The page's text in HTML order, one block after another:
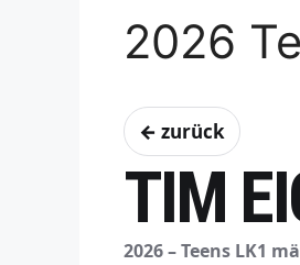
2026
← zurück
TIM
2026 – Teens LK1